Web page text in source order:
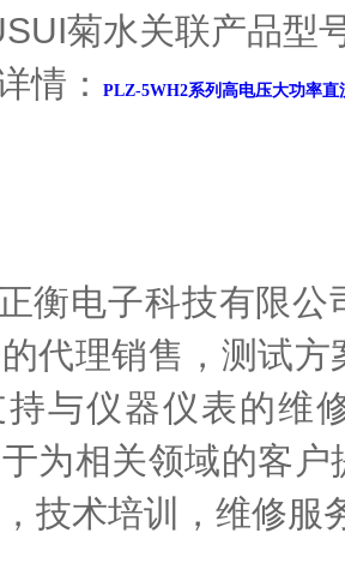
菊水关联产品型
情：
PLZ-5WH2系列高电压大功率直
衡电子科技有限公
代理销售，测试
持与仪器仪表的维
为相关领域的客
技术培训，维修服